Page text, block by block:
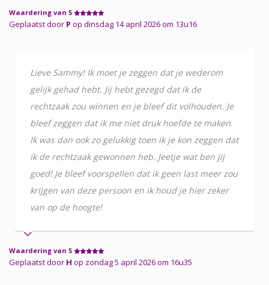
Waardering van 5
Geplaatst door P op dinsdag 14 april 2026 om 13u16
Lieve Sammy! Ik moet je zeggen dat je wederom
gelijk gehad hebt. Jij hebt gezegd dat ik de
rechtzaak zou winnen en je bleef dit volhouden. Je
bleef zeggen dat ik me niet druk hoefde te maken.
Ik was dan ook zo gelukkig toen ik je kon zeggen dat
ik de rechtzaak gewonnen heb. Jeetje wat ben jij
goed! Je bleef voorspellen dat ik geen last meer zou
krijgen van deze persoon en ik houd je hier zeker
van op de hoogte!
Waardering van 5
Geplaatst door H op zondag 5 april 2026 om 16u35